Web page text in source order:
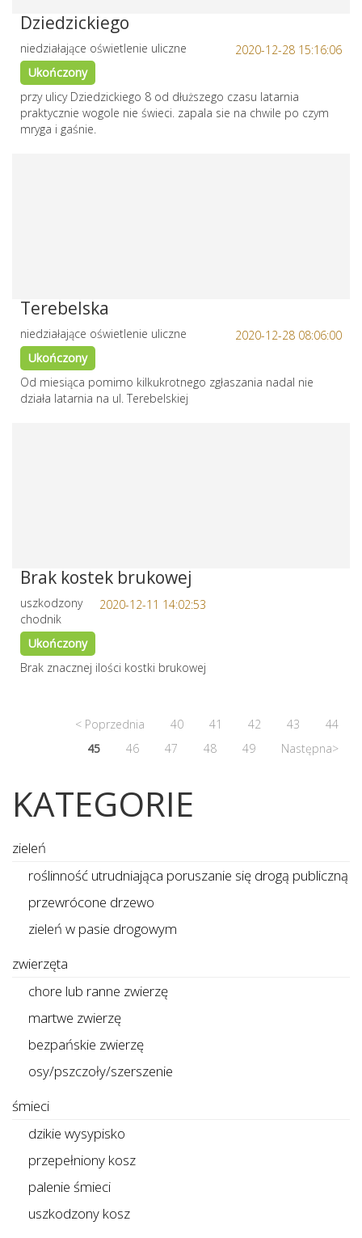
Dziedzickiego
2020-12-28 15:16:06
niedziałające oświetlenie uliczne
Ukończony
przy ulicy Dziedzickiego 8 od dłuższego czasu latarnia
praktycznie wogole nie świeci. zapala sie na chwile po czym
mryga i gaśnie.
Terebelska
2020-12-28 08:06:00
niedziałające oświetlenie uliczne
Ukończony
Od miesiąca pomimo kilkukrotnego zgłaszania nadal nie
działa latarnia na ul. Terebelskiej
Brak kostek brukowej
2020-12-11 14:02:53
uszkodzony
chodnik
Ukończony
Brak znacznej ilości kostki brukowej
< Poprzednia 40 41 42 43
44
45
46 47 48 49 Następna>
KATEGORIE
zieleń
roślinność utrudniająca poruszanie się drogą publiczną
przewrócone drzewo
zieleń w pasie drogowym
zwierzęta
chore lub ranne zwierzę
martwe zwierzę
bezpańskie zwierzę
osy/pszczoły/szerszenie
śmieci
dzikie wysypisko
przepełniony kosz
palenie śmieci
uszkodzony kosz